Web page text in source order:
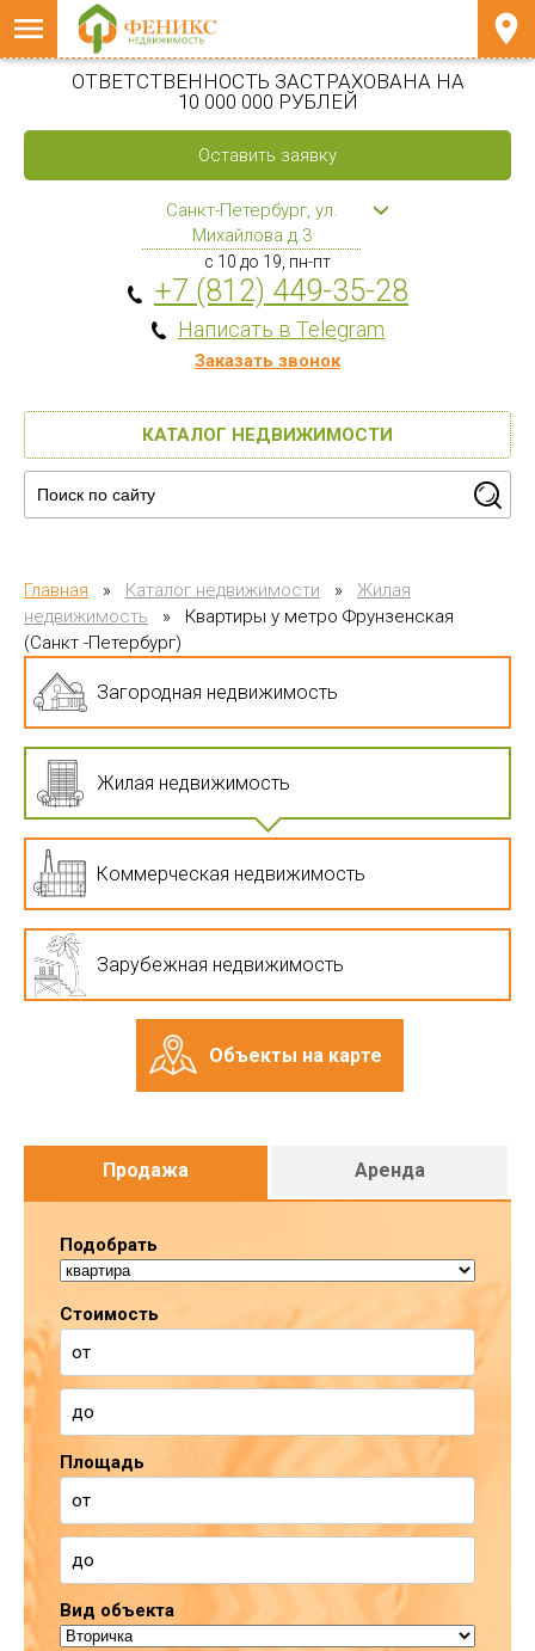
ОТВЕТСТВЕННОСТЬ ЗАСТРАХОВАНА НА
10 000 000 РУБЛЕЙ
Оставить заявку
Санкт-Петербург, ул.
Михайлова д.3
с 10 до 19, пн-пт
+7 (812) 449-35-28
Написать в Telegram
Заказать звонок
КАТАЛОГ НЕДВИЖИМОСТИ
Главная » Каталог недвижимости »
Жилая
недвижимость
»
Квартиры у метро Фрунзенская
(Санкт -Петербург)
Загородная недвижимость
Жилая недвижимость
Коммерческая недвижимость
Зарубежная недвижимость
Объекты на карте
Продажа Аренда
Подобрать
Стоимость
Площадь
Вид объекта